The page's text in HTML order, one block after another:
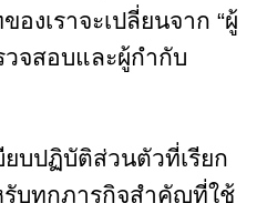
งเราจะเปลี่ยนจาก “ผู้
วจสอบและผู้กำกับ
บปฏิบัติส่วนตัวที่เรียก
รับทุกภารกิจสำคัญที่ใช้